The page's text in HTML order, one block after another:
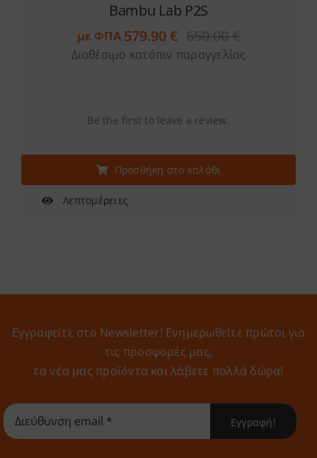
Bambu Lab P2S
650.00 €
price
579.90€
τρέχουσα
με ΦΠΑ
Διαθέσιμο κατόπιν παραγγελίας
Be the first to leave a review.
Προσθήκη στο καλάθι
Λεπτομέρειες
Εγγραφείτε στο Newsletter! Eνημερωθείτε πρώτοι για
τις προσφορές μας,
τα νέα μας προϊόντα και λάβετε πολλά δώρα!
Εγγραφή!